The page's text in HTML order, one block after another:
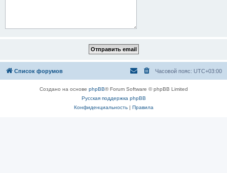
Список форумов Часовой пояс: UTC+03:00
Создано на основе phpBB® Forum Software © phpBB Limited
Русская поддержка phpBB
Конфиденциальность| Правила